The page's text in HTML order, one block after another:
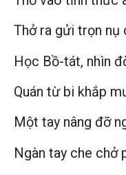
Thở ra gửi trọn nụ
Học Bồ-tát, nhìn
Quán từ bi khắp
Một tay nâng đỡ
Ngàn tay che chở